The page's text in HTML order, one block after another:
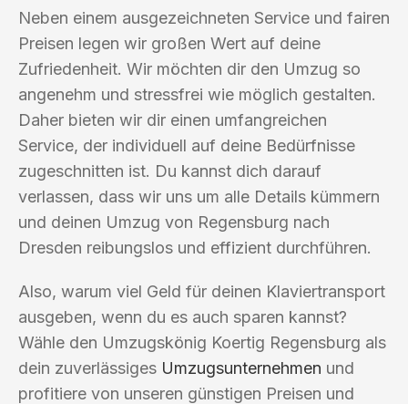
Neben einem ausgezeichneten Service und fairen
Preisen legen wir großen Wert auf deine
Zufriedenheit. Wir möchten dir den Umzug so
angenehm und stressfrei wie möglich gestalten.
Daher bieten wir dir einen umfangreichen
Service, der individuell auf deine Bedürfnisse
zugeschnitten ist. Du kannst dich darauf
verlassen, dass wir uns um alle Details kümmern
und deinen Umzug von Regensburg nach
Dresden reibungslos und effizient durchführen.
Also, warum viel Geld für deinen Klaviertransport
ausgeben, wenn du es auch sparen kannst?
Wähle den Umzugskönig Koertig Regensburg als
dein zuverlässiges Umzugsunternehmen und
profitiere von unseren günstigen Preisen und